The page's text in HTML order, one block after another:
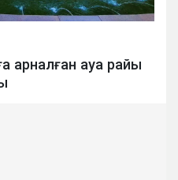
арналған ауа райы